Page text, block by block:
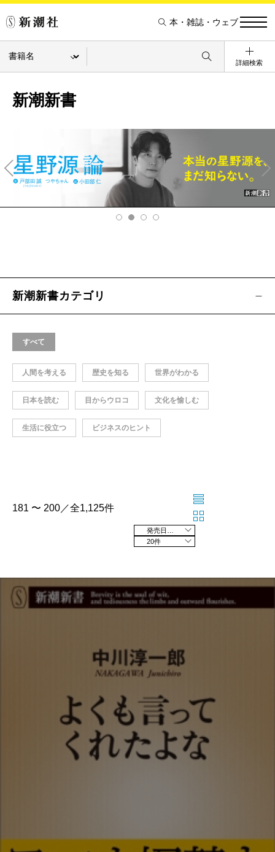
本・雑誌・ウェブ
詳細検索
新潮新書
v
Ne
xt
新潮新書カテゴリ
すべて
人間を考える 歴史を知る 世界がわかる
日本を読む 目からウロコ 文化を愉しむ
生活に役立つ ビジネスのヒント
181 〜 200／全1,125件
20件